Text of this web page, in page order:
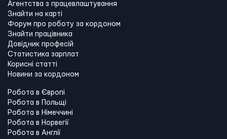
Агентства з працевлаштування
Знайти на карті
Форум про роботу за кордоном
Знайти працівника
Довідник професій
Статистика зарплат
Корисні статті
Новини за кордоном
Робота в Європі
Робота в Польщі
Робота в Німеччині
Робота в Норвегії
Робота в Англії